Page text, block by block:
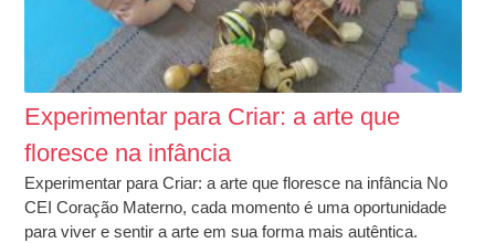
Experimentar para Criar: a arte que
floresce na infância
Experimentar para Criar: a arte que floresce na infância No
CEI Coração Materno, cada momento é uma oportunidade
para viver e sentir a arte em sua forma mais autêntica.